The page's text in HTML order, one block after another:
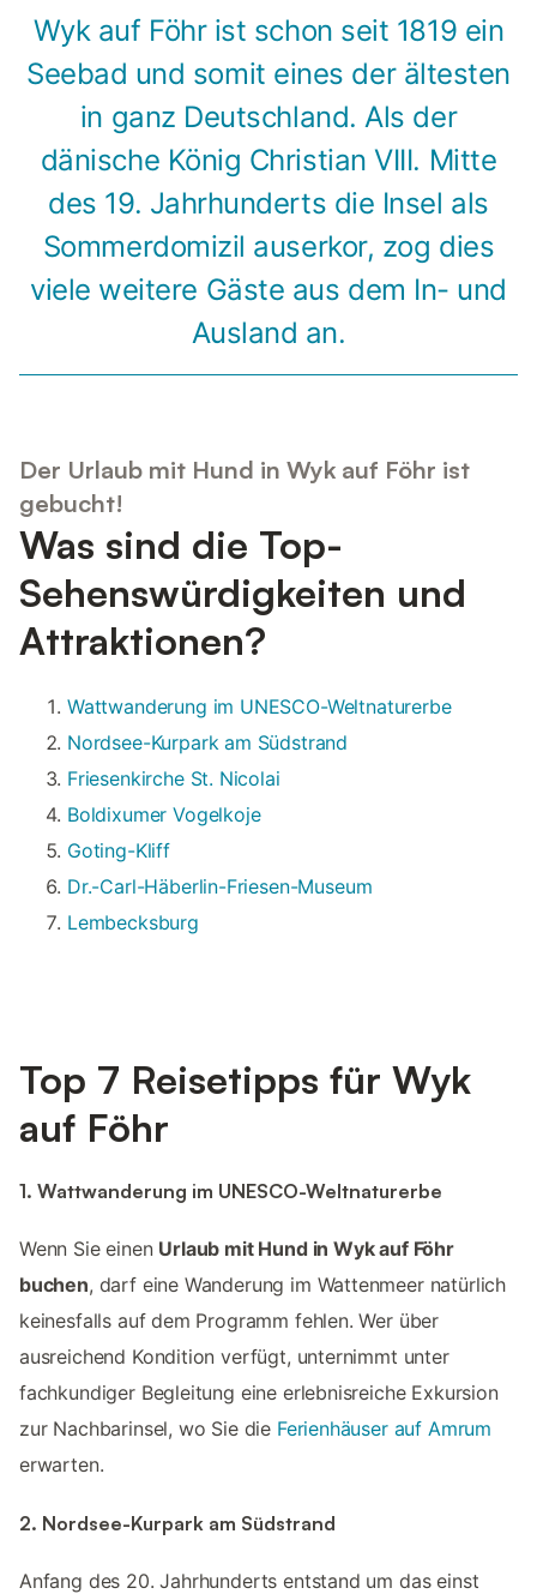
Wyk auf Föhr ist schon seit 1819 ein
Seebad und somit eines der ältesten
in ganz Deutschland. Als der
dänische König Christian VIII. Mitte
des 19. Jahrhunderts die Insel als
Sommerdomizil auserkor, zog dies
viele weitere Gäste aus dem In- und
Ausland an.
Der Urlaub mit Hund in Wyk auf Föhr ist
gebucht!
Was sind die Top-
Sehenswürdigkeiten und
Attraktionen?
Wattwanderung im UNESCO-Weltnaturerbe
Nordsee-Kurpark am Südstrand
Friesenkirche St. Nicolai
Boldixumer Vogelkoje
Goting-Kliff
Dr.-Carl-Häberlin-Friesen-Museum
Lembecksburg
Top 7 Reisetipps für Wyk
auf Föhr
1. Wattwanderung im UNESCO-Weltnaturerbe
Wenn Sie einen Urlaub mit Hund in Wyk auf Föhr
buchen, darf eine Wanderung im Wattenmeer natürlich
keinesfalls auf dem Programm fehlen. Wer über
ausreichend Kondition verfügt, unternimmt unter
fachkundiger Begleitung eine erlebnisreiche Exkursion
zur Nachbarinsel, wo Sie die Ferienhäuser auf Amrum
erwarten.
2. Nordsee-Kurpark am Südstrand
Anfang des 20. Jahrhunderts entstand um das einst